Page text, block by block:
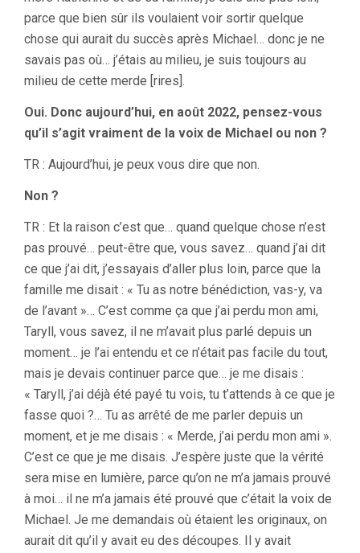
parce que bien sûr ils voulaient voir sortir quelque
chose qui aurait du succès après Michael… donc je ne
savais pas où… j’étais au milieu, je suis toujours au
milieu de cette merde [rires].
Oui. Donc aujourd’hui, en août 2022, pensez-vous
qu’il s’agit vraiment de la voix de Michael ou non ?
TR : Aujourd’hui, je peux vous dire que non.
Non ?
TR : Et la raison c’est que… quand quelque chose n’est
pas prouvé… peut-être que, vous savez… quand j’ai dit
ce que j’ai dit, j’essayais d’aller plus loin, parce que la
famille me disait : « Tu as notre bénédiction, vas-y, va
de l’avant »… C’est comme ça que j’ai perdu mon ami,
Taryll, vous savez, il ne m’avait plus parlé depuis un
moment… je l’ai entendu et ce n’était pas facile du tout,
mais je devais continuer parce que… je me disais :
« Taryll, j’ai déjà été payé tu vois, tu t’attends à ce que je
fasse quoi ?… Tu as arrêté de me parler depuis un
moment, et je me disais : « Merde, j’ai perdu mon ami ».
C’est ce que je me disais. J’espère juste que la vérité
sera mise en lumière, parce qu’on ne m’a jamais prouvé
à moi… il ne m’a jamais été prouvé que c’était la voix de
Michael. Je me demandais où étaient les originaux, on
aurait dit qu’il y avait eu des découpes. Il y avait